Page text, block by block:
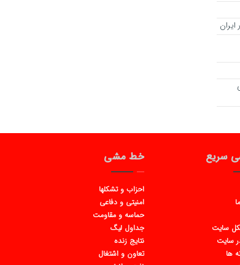
سریع
سایت
سایت
ها
خط مشی
احزاب و تشکلها
امنیتی و دفاعی
حماسه و مقاومت
جداول لیگ
نتایج زنده
تعاون و اشتغال